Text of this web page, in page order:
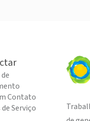
Contato
Serviço